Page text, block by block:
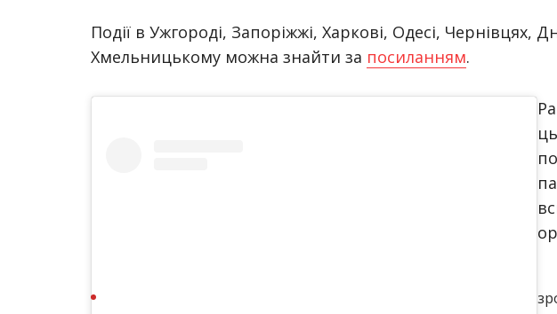
Події в Ужгороді, Запоріжжі, Харкові, Одесі, Чернівцях,
Хмельницькому можна знайти за посиланням.